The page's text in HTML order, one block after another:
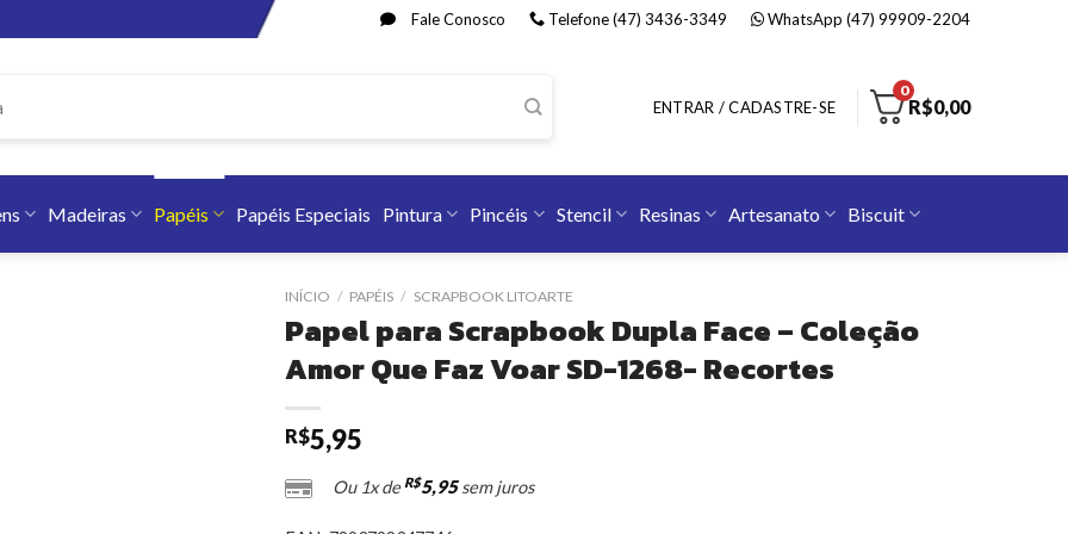
Fale Conosco Telefone (47) 3436-3349 WhatsApp (47) 99909-2204
ENTRAR / CADASTRE-SE
0
R$0,00
Madeiras Papéis Papéis Especiais Pintura Pincéis Stencil Resinas Artesanato Biscuit
INÍCIO / PAPÉIS / SCRAPBOOK LITOARTE
Papel para Scrapbook Dupla Face – Coleção
Amor Que Faz Voar SD-1268- Recortes
R$5,95
Ou 1x de R$5,95sem juros